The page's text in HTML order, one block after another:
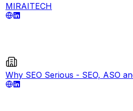
MIRAITECH
Why SEO Serious - SEO, ASO